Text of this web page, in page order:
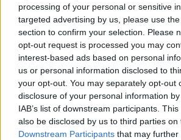
processing of your personal or sensitive
targeted advertising by us, please use
section to confirm your selection. Please
opt-out request is processed you may
interest-based ads based on personal
us or personal information disclosed to
your opt-out. You may separately opt-out
disclosure of your personal information
IAB’s list of downstream participants.
also be disclosed by us to third parties on
Downstream Participants that may
σημερινά περιθώρια
ενέργειας.
Οι δύο Διαχειριστές έχουν
διαγωνισμό για τις έρευνες
καθορίσουν τη βέλτιστη
και θα διασφαλίσουν τη
αξιοπιστία των υποβρυχίων
Επιπλέον, έχουν προχωρήσει